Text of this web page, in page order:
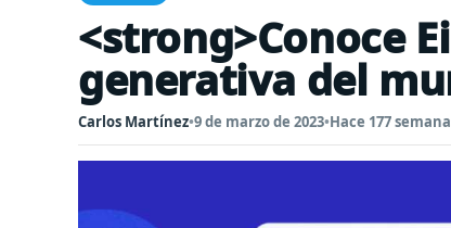
<strong>Conoce
generativa del
Carlos Martínez•9 de marzo de 2023•Hace 177